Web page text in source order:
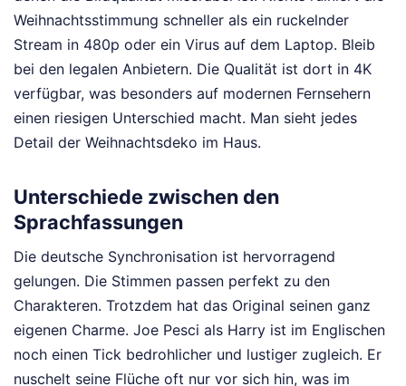
Weihnachtsstimmung schneller als ein ruckelnder
Stream in 480p oder ein Virus auf dem Laptop. Bleib
bei den legalen Anbietern. Die Qualität ist dort in 4K
verfügbar, was besonders auf modernen Fernsehern
einen riesigen Unterschied macht. Man sieht jedes
Detail der Weihnachtsdeko im Haus.
Unterschiede zwischen den
Sprachfassungen
Die deutsche Synchronisation ist hervorragend
gelungen. Die Stimmen passen perfekt zu den
Charakteren. Trotzdem hat das Original seinen ganz
eigenen Charme. Joe Pesci als Harry ist im Englischen
noch einen Tick bedrohlicher und lustiger zugleich. Er
nuschelt seine Flüche oft nur vor sich hin, was im